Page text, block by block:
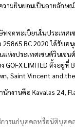
ามยินยอมเป็นลายลักษณ์
ทจดทะเบียนในประเทศ
BC 2020 ได้รับอ
แห่งประเทศเซนต์วินเซน
GOFX LIMITED ตั้งอยู่ที่
Saint Vincent and
นักงานคือ Kavalas 24,
ริการแก่บุคคลหรือนิติบุค